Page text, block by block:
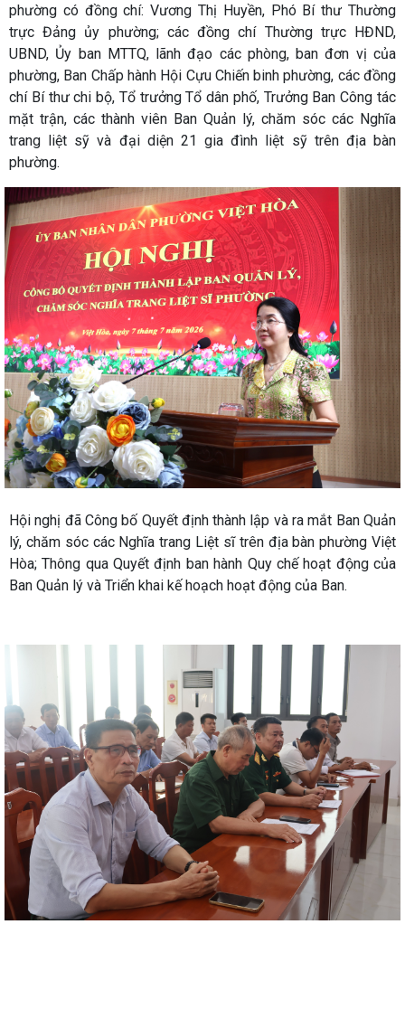
phường có đồng chí: Vương Thị Huyền, Phó Bí thư Thường
trực Đảng ủy phường; các đồng chí Thường trực HĐND,
UBND, Ủy ban MTTQ, lãnh đạo các phòng, ban đơn vị của
phường, Ban Chấp hành Hội Cựu Chiến binh phường, các đồng
chí Bí thư chi bộ, Tổ trưởng Tổ dân phố, Trưởng Ban Công tác
mặt trận, các thành viên Ban Quản lý, chăm sóc các Nghĩa
trang liệt sỹ và đại diện 21 gia đình liệt sỹ trên địa bàn
phường.
Hội nghị đã Công bố Quyết định thành lập và ra mắt Ban Quản
lý, chăm sóc các Nghĩa trang Liệt sĩ trên địa bàn phường Việt
Hòa; Thông qua Quyết định ban hành Quy chế hoạt động của
Ban Quản lý và Triển khai kế hoạch hoạt động của Ban.